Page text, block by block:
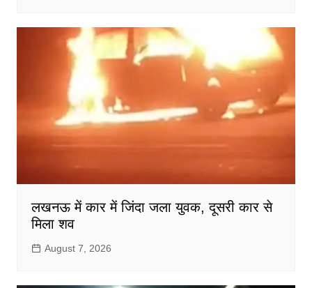
लखनऊ में कार में जिंदा जला युवक, दूसरी कार से
मिला शव
August 7, 2026